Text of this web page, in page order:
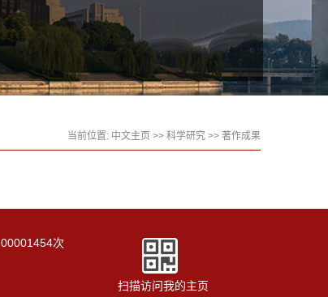
当前位置: 中文主页 >> 科学研究 >> 著作成果
00001454次
扫描访问我的主页